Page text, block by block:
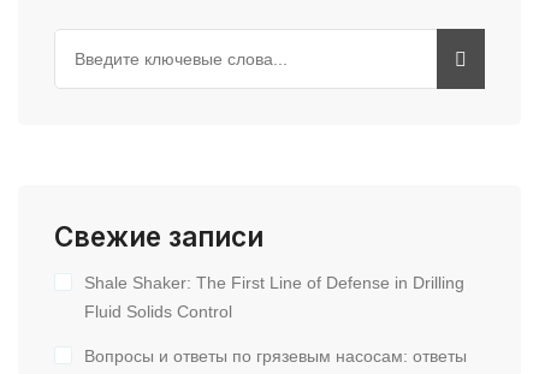
Свежие записи
Shale Shaker: The First Line of Defense in Drilling
Fluid Solids Control
Вопросы и ответы по грязевым насосам: ответы